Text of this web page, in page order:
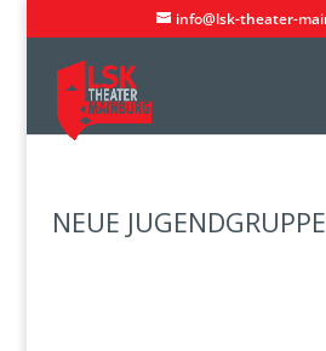
info@lsk-theater-
NEUE